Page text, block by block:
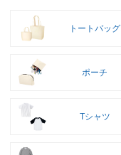
トートバッグ
ポーチ
Tシャツ